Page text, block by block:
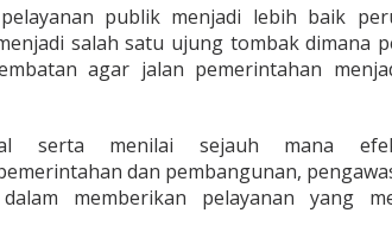
publik menjadi lebih baik
salah satu ujung tombak dimana
agar jalan pemerintahan
serta menilai sejauh mana
dan pembangunan,
memberikan pelayanan yang